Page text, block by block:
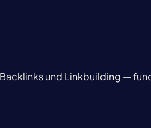
und Linkbuilding —